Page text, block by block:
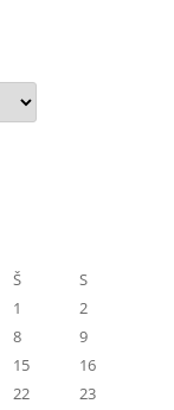
Š
S
1
2
8
9
15
16
22
23